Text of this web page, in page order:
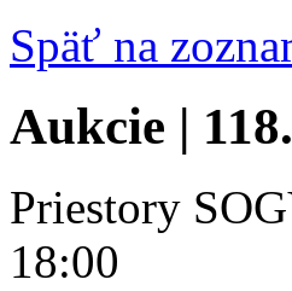
Späť na
Aukcie |
Priestory
18:00